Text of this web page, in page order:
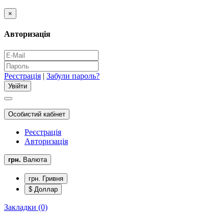
×
Авторизація
Реєстрація | Забули пароль?
Особистий кабінет
Реєстрація
Авторизація
грн. Валюта
грн. Гривня
$ Доллар
Закладки (0)